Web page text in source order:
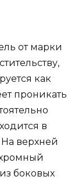
от марки
как
проникать
в
верхней
боковых